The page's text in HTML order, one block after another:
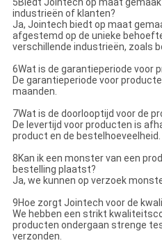
industrieën of klanten?
Ja, Jointech biedt op maat
afgestemd op de unieke
verschillende industrieën, zoals
6Wat is de garantieperiode voor
De garantieperiode voor
maanden.
7Wat is de doorlooptijd voor de
De levertijd voor producten is
product en de bestelhoeveelheid.
8Kan ik een monster van een
bestelling plaatst?
Ja, we kunnen op verzoek
9Hoe zorgt Jointech voor de
We hebben een strikt
producten ondergaan strenge
verzonden.